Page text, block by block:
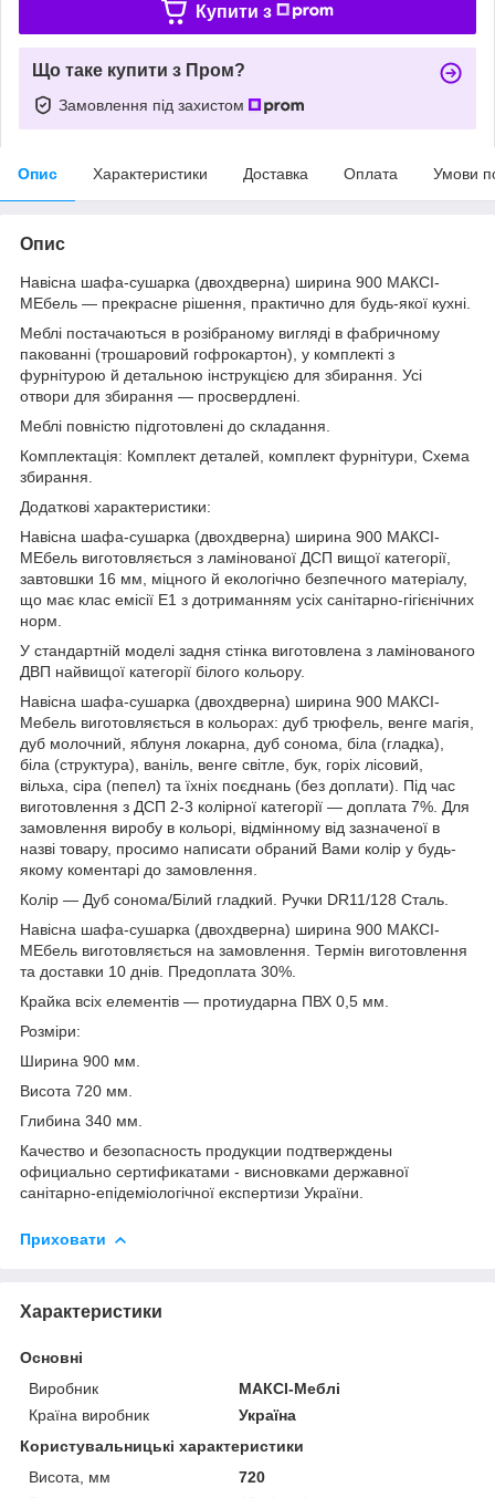
Купити з
Що таке купити з Пром?
Замовлення під захистом
Опис Характеристики Доставка Оплата Умови
Опис
Навісна шафа-сушарка (двохдверна) ширина 900 МАКСІ-
МЕбель — прекрасне рішення, практично для будь-якої кухні.
Меблі постачаються в розібраному вигляді в фабричному
пакованні (трошаровий гофрокартон), у комплекті з
фурнітурою й детальною інструкцією для збирання. Усі
отвори для збирання — просвердлені.
Меблі повністю підготовлені до складання.
Комплектація: Комплект деталей, комплект фурнітури, Схема
збирання.
Додаткові характеристики:
Навісна шафа-сушарка (двохдверна) ширина 900 МАКСІ-
МЕбель виготовляється з ламінованої ДСП вищої категорії,
завтовшки 16 мм, міцного й екологічно безпечного матеріалу,
що має клас емісії Е1 з дотриманням усіх санітарно-гігієнічних
норм.
У стандартній моделі задня стінка виготовлена з ламінованого
ДВП найвищої категорії білого кольору.
Навісна шафа-сушарка (двохдверна) ширина 900 МАКСІ-
Мебель виготовляється в кольорах: дуб трюфель, венге магія,
дуб молочний, яблуня локарна, дуб сонома, біла (гладка),
біла (структура), ваніль, венге світле, бук, горіх лісовий,
вільха, сіра (пепел) та їхніх поєднань (без доплати). Під час
виготовлення з ДСП 2-3 колірної категорії — доплата 7%. Для
замовлення виробу в кольорі, відмінному від зазначеної в
назві товару, просимо написати обраний Вами колір у будь-
якому коментарі до замовлення.
Колір — Дуб сонома/Білий гладкий. Ручки DR11/128 Сталь.
Навісна шафа-сушарка (двохдверна) ширина 900 МАКСІ-
МЕбель виготовляється на замовлення. Термін виготовлення
та доставки 10 днів. Предоплата 30%.
Крайка всіх елементів — протиударна ПВХ 0,5 мм.
Розміри:
Ширина 900 мм.
Висота 720 мм.
Глибина 340 мм.
Качество и безопасность продукции подтверждены
официально сертификатами - висновками державної
санітарно-епідеміологічної експертизи України.
Приховати
Характеристики
Основні
Виробник
МАКСІ-Меблі
Країна виробник
Україна
Користувальницькі характеристики
Висота, мм
720